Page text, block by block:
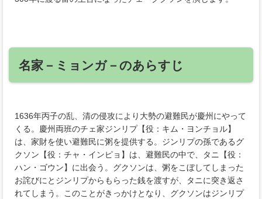
名家－ミョンガ－のあらすじ
1636年丙子の乱、清の侵攻により大勢の避難民が慶州にやって
くる。慶州両班のチェ家ジンリプ【役：キム・ヨンチョル】
は、家財を使い避難民に粥を提供する。ジンリプの孫であるグ
クソン【役：チャ・インピョ】は、避難民の中で、タニ【役：
ハン・ゴウン】に出会う。グクソンは、粥をこぼしてしまった
お詫びにとジンリプからもらった銭を渡すが、タニに突き返さ
れてしまう。このことがきっかけとなり、グクソンはジンリプ